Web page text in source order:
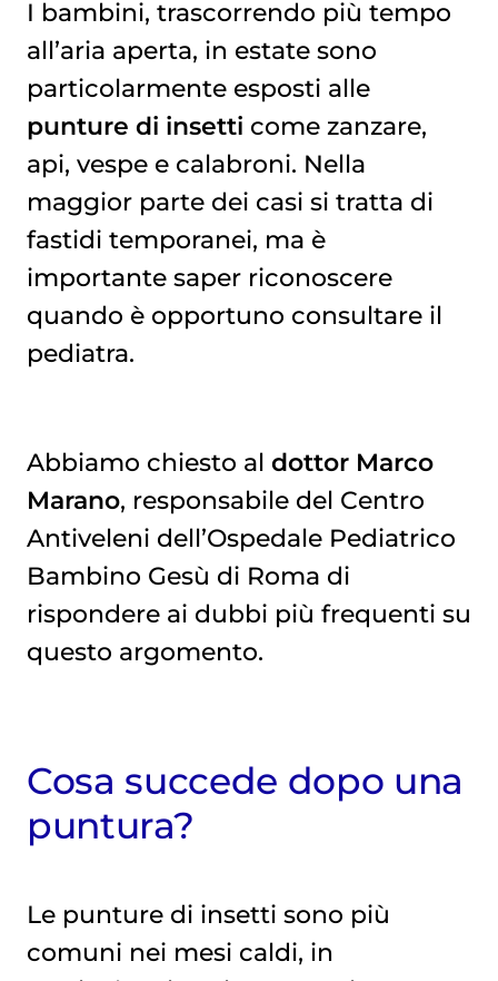
I bambini, trascorrendo più tempo
all’aria aperta, in estate sono
particolarmente esposti alle
punture di insetti come zanzare,
api, vespe e calabroni. Nella
maggior parte dei casi si tratta di
fastidi temporanei, ma è
importante saper riconoscere
quando è opportuno consultare il
pediatra.
Abbiamo chiesto al dottor Marco
Marano, responsabile del Centro
Antiveleni dell’Ospedale Pediatrico
Bambino Gesù di Roma di
rispondere ai dubbi più frequenti su
questo argomento.
Cosa succede dopo una
puntura?
Le punture di insetti sono più
comuni nei mesi caldi, in